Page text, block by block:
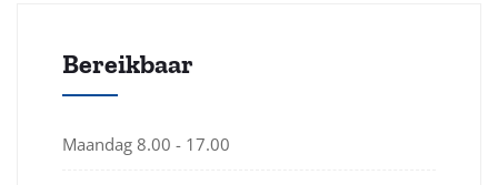
Bereikbaar
Maandag 8.00 - 17.00